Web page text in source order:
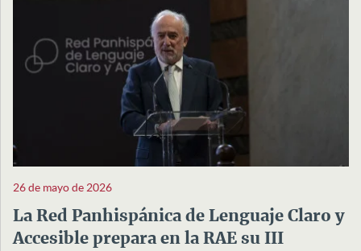
26 de mayo de 2026
La Red Panhispánica de Lenguaje Claro y
Accesible prepara en la RAE su III